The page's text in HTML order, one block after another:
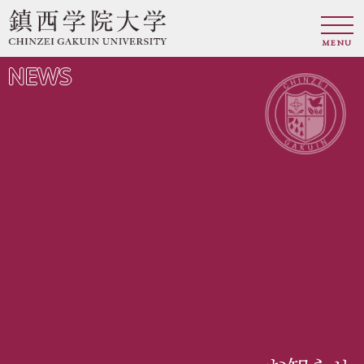
MENU
NEWS